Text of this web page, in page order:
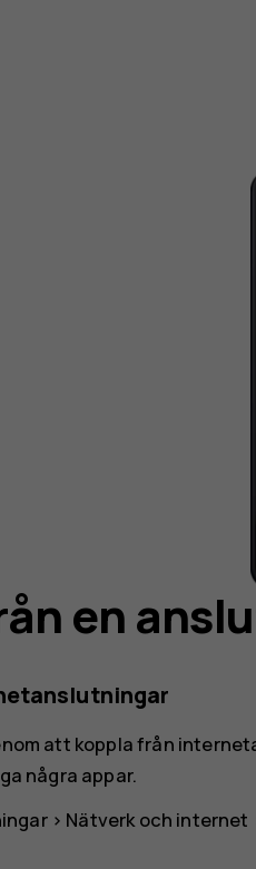
en
att koppla från
några appar.
> Nätverk och internet